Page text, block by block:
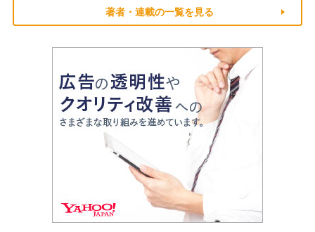
著者・連載の一覧を見る